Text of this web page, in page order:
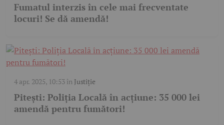
Fumatul interzis în cele mai frecventate
locuri! Se dă amendă!
4 apr. 2025, 10:53în Justiție
Pitești: Poliția Locală în acțiune: 35 000 lei
amendă pentru fumători!